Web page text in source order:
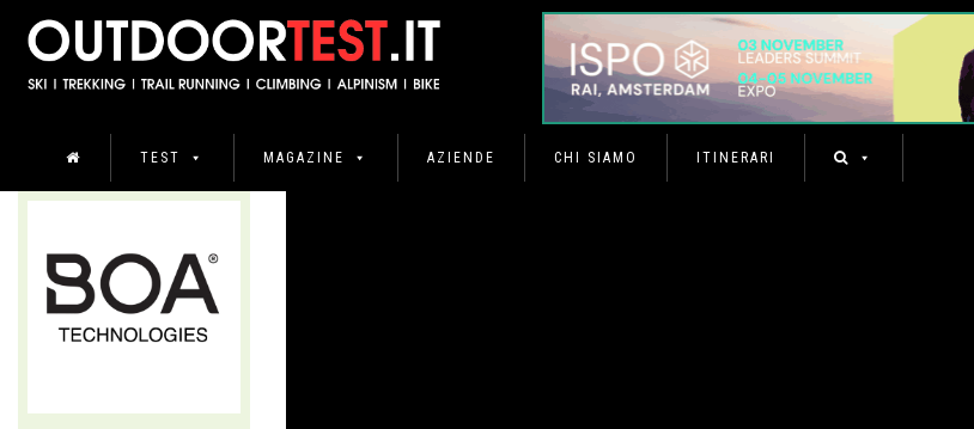
TEST MAGAZINE AZIENDE CHI SIAMO ITINERARI